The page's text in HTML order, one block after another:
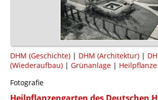
DHM (Geschichte) | DHM (Architektur) |
(Wiederaufbau) | Grünanlage | Heilpflanze
Fotografie